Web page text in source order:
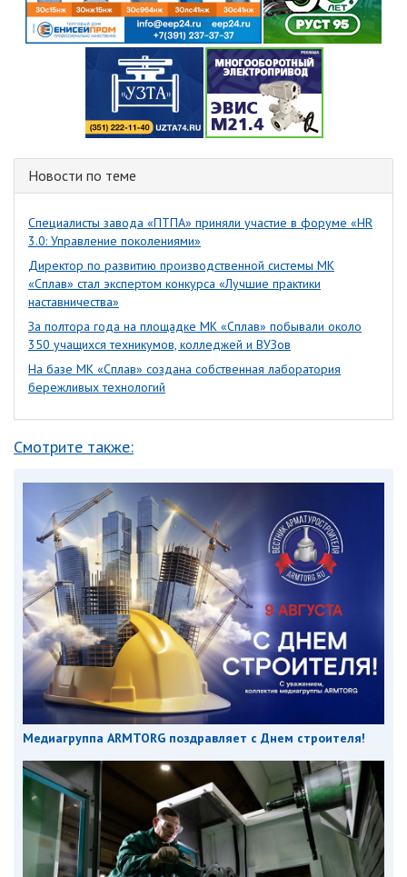
Новости по теме
Специалисты завода «ПТПА» приняли участие в форуме «HR
3.0: Управление поколениями»
Директор по развитию производственной системы МК
«Сплав» стал экспертом конкурса «Лучшие практики
наставничества»
За полтора года на площадке МК «Сплав» побывали около
350 учащихся техникумов, колледжей и ВУЗов
На базе МК «Сплав» создана собственная лаборатория
бережливых технологий
Смотрите также:
Медиагруппа ARMTORG поздравляет с Днем строителя!